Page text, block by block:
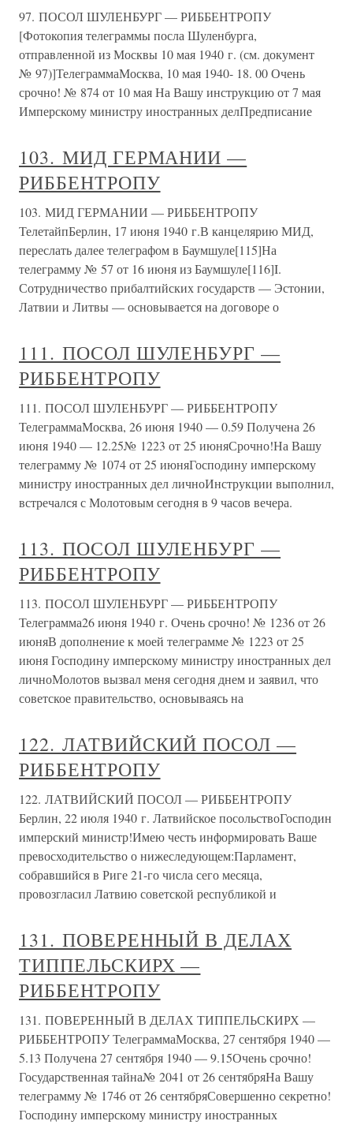
97. ПОСОЛ ШУЛЕНБУРГ — РИББЕНТРОПУ
[Фотокопия телеграммы посла Шуленбурга,
отправленной из Москвы 10 мая 1940 г. (см. документ
№ 97)]ТелеграммаМосква, 10 мая 1940- 18. 00 Очень
срочно! № 874 от 10 мая На Вашу инструкцию от 7 мая
Имперскому министру иностранных делПредписание
103. МИД ГЕРМАНИИ —
РИББЕНТРОПУ
103. МИД ГЕРМАНИИ — РИББЕНТРОПУ
ТелетайпБерлин, 17 июня 1940 г.В канцелярию МИД,
переслать далее телеграфом в Баумшуле[115]На
телеграмму № 57 от 16 июня из Баумшуле[116]I.
Сотрудничество прибалтийских государств — Эстонии,
Латвии и Литвы — основывается на договоре о
111. ПОСОЛ ШУЛЕНБУРГ —
РИББЕНТРОПУ
111. ПОСОЛ ШУЛЕНБУРГ — РИББЕНТРОПУ
ТелеграммаМосква, 26 июня 1940 — 0.59 Получена 26
июня 1940 — 12.25№ 1223 от 25 июняСрочно!На Вашу
телеграмму № 1074 от 25 июняГосподину имперскому
министру иностранных дел личноИнструкции выполнил,
встречался с Молотовым сегодня в 9 часов вечера.
113. ПОСОЛ ШУЛЕНБУРГ —
РИББЕНТРОПУ
113. ПОСОЛ ШУЛЕНБУРГ — РИББЕНТРОПУ
Телеграмма26 июня 1940 г. Очень срочно! № 1236 от 26
июняВ дополнение к моей телеграмме № 1223 от 25
июня Господину имперскому министру иностранных дел
личноМолотов вызвал меня сегодня днем и заявил, что
советское правительство, основываясь на
122. ЛАТВИЙСКИЙ ПОСОЛ —
РИББЕНТРОПУ
122. ЛАТВИЙСКИЙ ПОСОЛ — РИББЕНТРОПУ
Берлин, 22 июля 1940 г. Латвийское посольствоГосподин
имперский министр!Имею честь информировать Ваше
превосходительство о нижеследующем:Парламент,
собравшийся в Риге 21-го числа сего месяца,
провозгласил Латвию советской республикой и
131. ПОВЕРЕННЫЙ В ДЕЛАХ
ТИППЕЛЬСКИРХ —
РИББЕНТРОПУ
131. ПОВЕРЕННЫЙ В ДЕЛАХ ТИППЕЛЬСКИРХ —
РИББЕНТРОПУ ТелеграммаМосква, 27 сентября 1940 —
5.13 Получена 27 сентября 1940 — 9.15Очень срочно!
Государственная тайна№ 2041 от 26 сентябряНа Вашу
телеграмму № 1746 от 26 сентябряСовершенно секретно!
Господину имперскому министру иностранных